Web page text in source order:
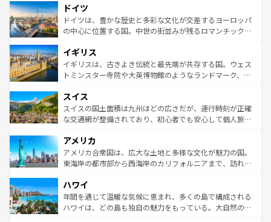
せる。地方によって風土や気候が異なるスペインはその個
性で訪れる人を魅了する。 なお、新着のスペイン情報は コ
ンテンツ一覧を参照してほしい。
で、幅広い魅力が詰まっている。華麗な宮殿、歴史的な大
聖堂、美しいビーチ、そして豊かな自然が、訪れる者を心
から魅了する。また、フランスは美食の国としても知ら
いる。シャンパンの発祥地であるランス、プロヴァンスの
香り高いラベンダー畑など、多彩な楽しみ方が可能だ。さ
らに、パリ以外の地域にも魅力が溢れており、どの街角に
れる地方に足を運ぶとそれぞれで全く異なる文化を体験で
きるだろう。 なお、新着のフランス情報はコンテンツ一覧
を参照してほしい。
ドイツ
ドイツは、豊かな歴史と多彩な文化が交差するヨーロッパ
の中心に位置する国。中世の街並みが残るロマンチック街
顔を持つこの国は、どこを歩いても飽きることがない。ベ
ルリンの文化的活気、バイエルン州のアルプスの絶景、そ
してライン川沿いのワイン畑といった風景は必見。ビール
は、お酒好きな人にはぜひ体験してほしい。 なお、新着の
ドイツ情報はコンテンツ一覧を参照してほしい。
イギリス
イギリスは、古きよき伝統と最先端が共存する国。ウェス
トミンスター寺院や大英博物館のようなランドマーク、歴
リアごとに異なる魅力がある。また、優雅なアフタヌーン
ティー、ビール好きにはたまらない英国パブ、サッカー観
戦など、本場だからこそできる体験も豊富。イギリスを旅
ンツ一覧を参照してほしい。
スイス
スイスの国土面積は九州ほどの広さだが、運行時刻が正確
な交通網が整備されており、初心者でも安心して個人旅行
の建物がそのまま残る町や、スイスならではのユニークな
博物館もあり、アルプス観光だけでなく町歩きも満喫する
ことができる。国民の所得が高いため物価も高いが、旅行
ば市内交通費無料で観光を楽しむこともできる。 なお、新
着のスイス情報はコンテンツ一覧 を参照してほしい。
アメリカ
アメリカ合衆国は、広大な土地と多様な文化が魅力の国。
東海岸の都市部から西海岸のカリフォルニアまで、訪れる
のような巨大都市は、観光、ショッピング、エンターテイ
ンメントが詰まった刺激的なスポットだ。一方、アメリカ
西部には大自然が広がり、グランドキャニオンやイエロー
ハワイ
年間を通じて温暖な気候に恵まれ、多くの島で構成される
ハワイは、どの島も独自の魅力をもっている。大自然の神